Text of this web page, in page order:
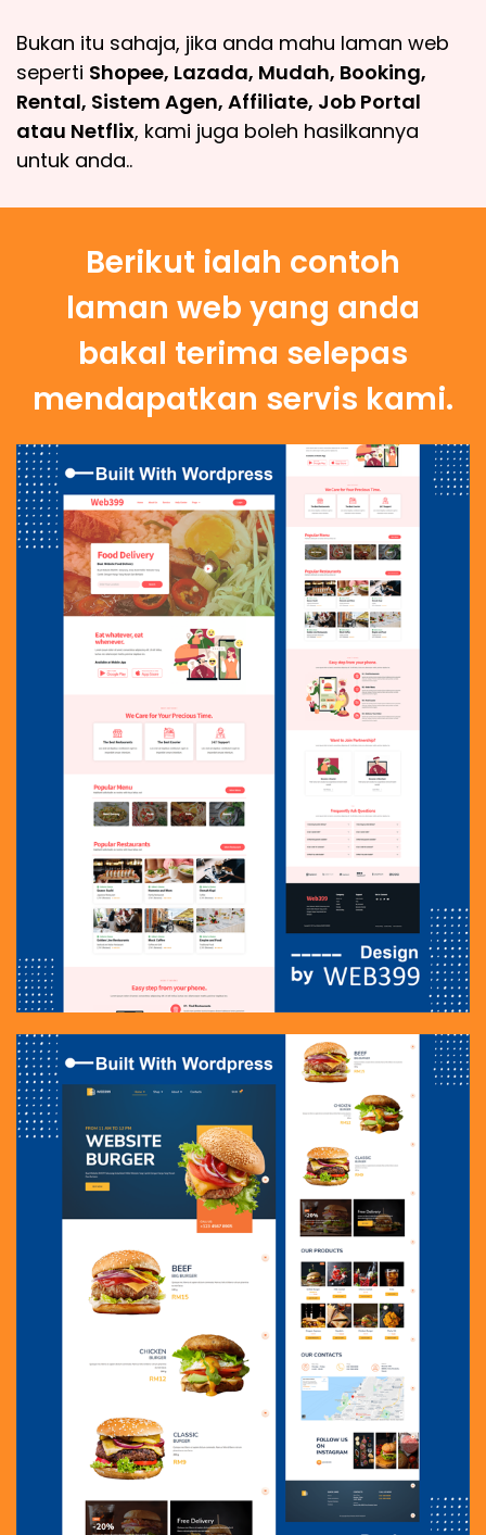
Bukan itu sahaja, jika anda mahu laman web
seperti Shopee, Lazada, Mudah, Booking,
Rental, Sistem Agen, Affiliate, Job Portal
atau Netflix, kami juga boleh hasilkannya
untuk anda..
Berikut ialah contoh
laman web yang anda
bakal terima selepas
mendapatkan servis kami.